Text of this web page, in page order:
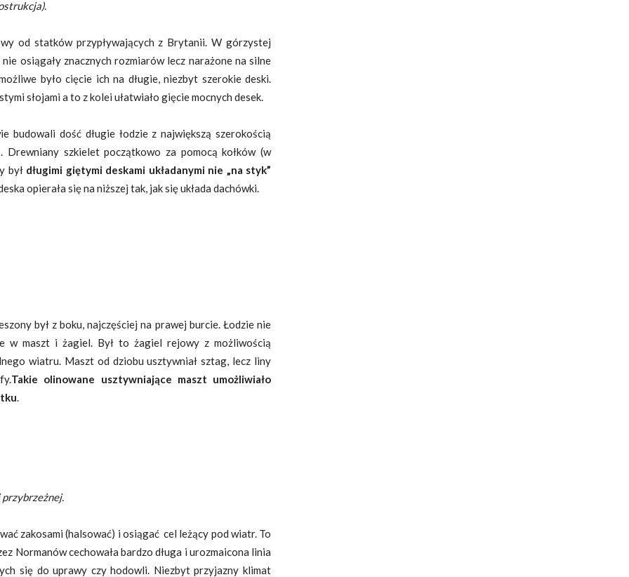
od statków przypływających z Brytanii. W górzystej
osiągały znacznych rozmiarów lecz narażone na silne
było cięcie ich na długie, niezbyt szerokie deski.
słojami a to z kolei ułatwiało gięcie mocnych desek.
budowali dość długie łodzie z największą szerokością
szkielet początkowo za pomocą kołków (w
był długimi giętymi deskami układanymi nie „na styk”
opierała się na niższej tak, jak się układa dachówki.
był z boku, najczęściej na prawej burcie. Łodzie nie
w maszt i żagiel. Był to żagiel rejowy z możliwością
wiatru. Maszt od dziobu usztywniał sztag, lecz liny
Takie olinowane usztywniające maszt umożliwiało
.
zakosami (halsować) i osiągać cel leżący pod wiatr. To
Normanów cechowała bardzo długa i urozmaicona linia
się do uprawy czy hodowli. Niezbyt przyjazny klimat